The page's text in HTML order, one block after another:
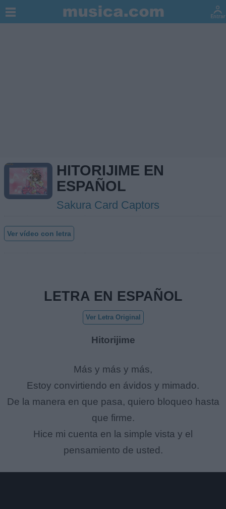
HITORIJIME EN
ESPAÑOL
Sakura Card Captors
Ver vídeo con letra
LETRA EN ESPAÑOL
Ver Letra Original
Hitorijime
Más y más y más,
Estoy convirtiendo en ávidos y mimado.
De la manera en que pasa, quiero bloqueo hasta
que firme.
Hice mi cuenta en la simple vista y el
pensamiento de usted.